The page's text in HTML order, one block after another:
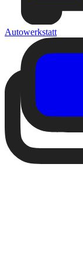
Autowerkstatt